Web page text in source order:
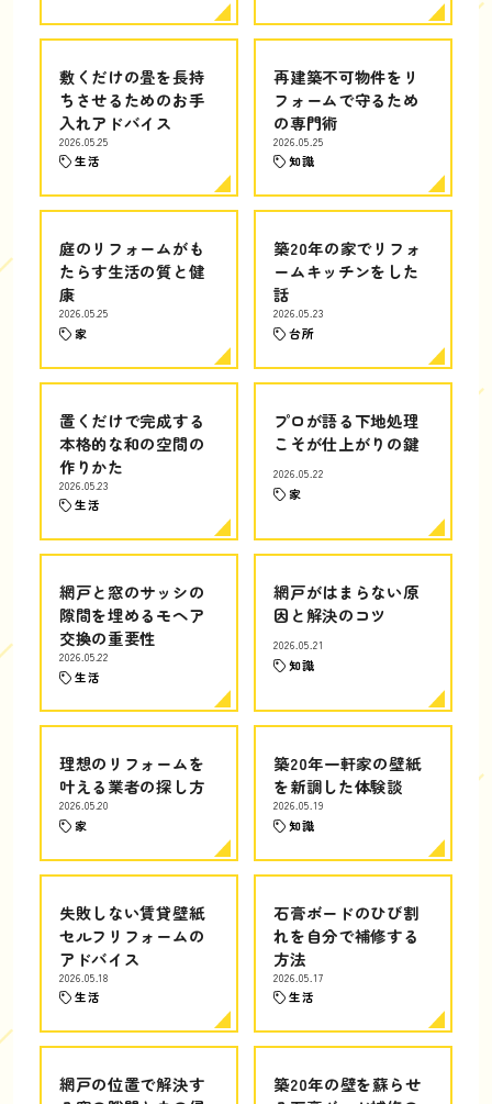
敷くだけの畳を長持
ちさせるためのお手
入れアドバイス
2026.05.25
生活
再建築不可物件をリ
フォームで守るため
の専門術
2026.05.25
知識
庭のリフォームがも
たらす生活の質と健
康
2026.05.25
家
築20年の家でリフォ
ームキッチンをした
話
2026.05.23
台所
置くだけで完成する
本格的な和の空間の
作りかた
2026.05.23
生活
プロが語る下地処理
こそが仕上がりの鍵
2026.05.22
家
網戸と窓のサッシの
隙間を埋めるモヘア
交換の重要性
2026.05.22
生活
網戸がはまらない原
因と解決のコツ
2026.05.21
知識
理想のリフォームを
叶える業者の探し方
2026.05.20
家
築20年一軒家の壁紙
を新調した体験談
2026.05.19
知識
失敗しない賃貸壁紙
セルフリフォームの
アドバイス
2026.05.18
生活
石膏ボードのひび割
れを自分で補修する
方法
2026.05.17
生活
網戸の位置で解決す
築20年の壁を蘇らせ